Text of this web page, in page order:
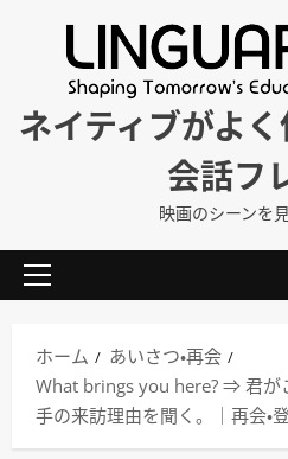
ネイティブがよ
会話フ
映画のシーンを
メ
ン
メ
ニ
ホーム
あいさつ・再会
What brings you here? ⇒ 君が
手の来訪理由を聞く。｜再会・登